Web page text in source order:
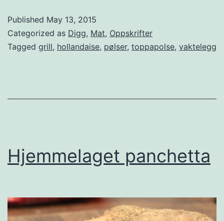
p
a
l
:
B
c
o
Published May 13, 2015
Categorized as Digg, Mat, Oppskrifter
Tagged grill, hollandaise, pølser, toppapolse, vaktelegg
Hjemmelaget panchetta